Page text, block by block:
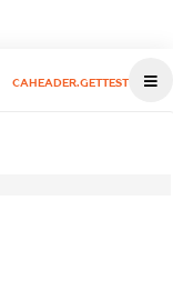
CAHEADER.GETTEST